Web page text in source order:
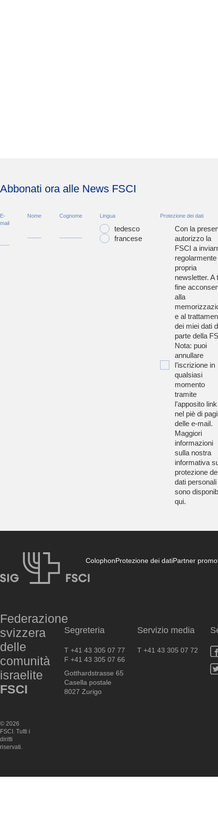
Abbonati ora alle News FSCI
E-
mail
Nome Cognome Lingua
tedesco
francese
Protezione dei dati
Con la
autorizzo la
FSCI a
regolarmente
propria
newsletter. A
fine
alla
e al
dei miei dati
parte della
Nota: puoi
annullare
l’iscrizione in
qualsiasi
momento
tramite
l’apposito link
nel piè di
delle e-mail.
Maggiori
informazioni
sulla nostra
informativa
protezione
dati personali
sono
qui.
ColophonProtezione dei datiPartner
Federazione
svizzera
delle
comunità
israelite
FSCI
Segreteria
T +41 43 305 07 77
F +41 43 305 07 66
Gotthardstrasse 65
Casella postale
8027 Zurigo
Servizio media
T +41 43 305 07 72
© 2026
FSCI. Tutti i
diritti
riservati.